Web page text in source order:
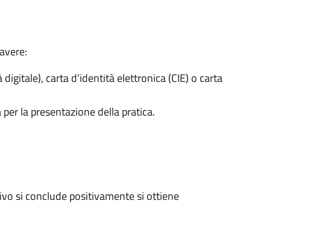
carta d’identità elettronica (CIE) o carta
la presentazione della pratica.
si conclude positivamente si ottiene